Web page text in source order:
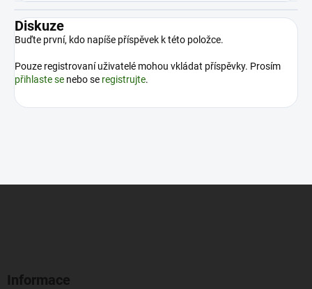
Diskuze
Buďte první, kdo napíše příspěvek k této položce.
Pouze registrovaní uživatelé mohou vkládat příspěvky. Prosím
přihlaste se nebo se registrujte.
Informace